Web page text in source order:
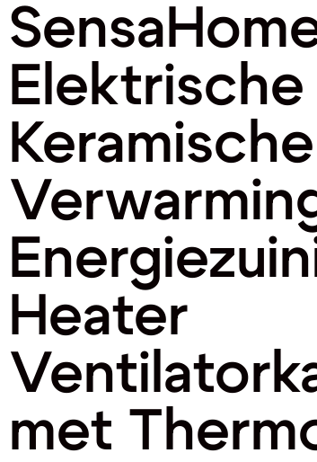
Elektrische
Keramische
Heater
met